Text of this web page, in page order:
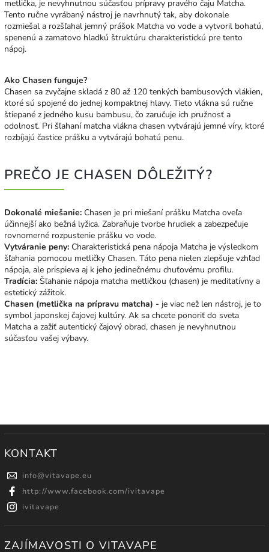
metlička, je nevyhnutnou súčasťou prípravy pravého čaju Matcha.
Tento ručne vyrábaný nástroj je navrhnutý tak, aby dokonale
rozmiešal a rozšľahal jemný prášok Matcha vo vode a vytvoril bohatú,
spenenú a zamatovo hladkú štruktúru charakteristickú pre tento
nápoj.
Ako Chasen funguje?
Chasen sa zvyčajne skladá z 80 až 120 tenkých bambusových vlákien,
ktoré sú spojené do jednej kompaktnej hlavy. Tieto vlákna sú ručne
štiepané z jedného kusu bambusu, čo zaručuje ich pružnosť a
odolnosť. Pri šľahaní matcha vlákna chasen vytvárajú jemné víry, ktoré
rozbíjajú častice prášku a vytvárajú bohatú penu.
PREČO JE CHASEN DÔLEŽITÝ?
Dokonalé miešanie: Chasen je pri miešaní prášku Matcha oveľa
účinnejší ako bežná lyžica. Zabraňuje tvorbe hrudiek a zabezpečuje
rovnomerné rozpustenie prášku vo vode.
Vytváranie peny: Charakteristická pena nápoja Matcha je výsledkom
šľahania pomocou metličky Chasen. Táto pena nielen zlepšuje vzhľad
nápoja, ale prispieva aj k jeho jedinečnému chuťovému profilu.
Tradícia: Šľahanie nápoja matcha metličkou (chasen) je meditatívny a
estetický zážitok.
Chasen (metlička na prípravu matcha) - je viac než len nástroj, je to
symbol japonskej čajovej kultúry. Ak sa chcete ponoriť do sveta
Matcha a zažiť autentický čajový obrad, chasen je nevyhnutnou
súčasťou vašej výbavy.
KONTAKT
info@vitavape.eu
http://www.facebook.com/ivitavape
ivitavape
ZAJÍMAVOSTI O VITAVAPE